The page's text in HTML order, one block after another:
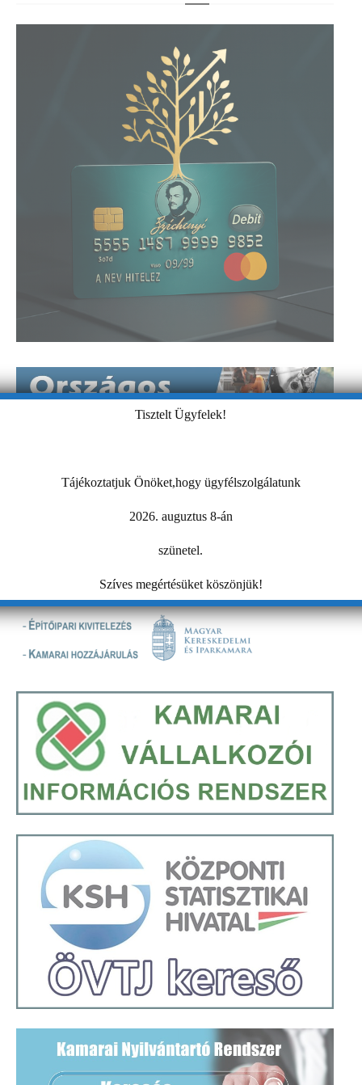
Tisztelt Ügyfelek!
Tájékoztatjuk Önöket,hogy ügyfélszolgálatunk
2026. auguztus 8-án
szünetel.
Szíves megértésüket köszönjük!